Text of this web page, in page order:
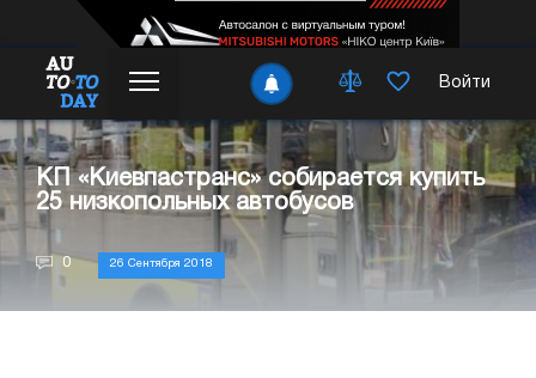
Войти
КП «Киевпастранс» собирается купить
25 низкопольных автобусов
0 26 Сентября 2018